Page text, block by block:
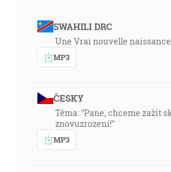
SWAHILI DRC
Une Vrai nouvelle naissance
MP3
ČESKY
Téma: "Pane, chceme zažít
znovuzrození!"
MP3